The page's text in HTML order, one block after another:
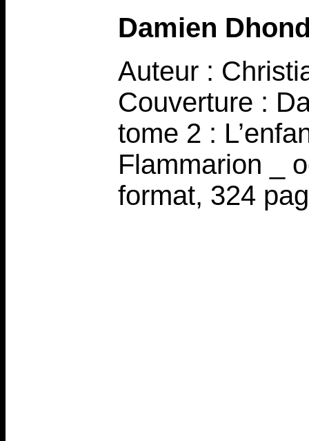
Damien
Auteur :
Couverture :
tome 2 :
Flammarion _
format, 324